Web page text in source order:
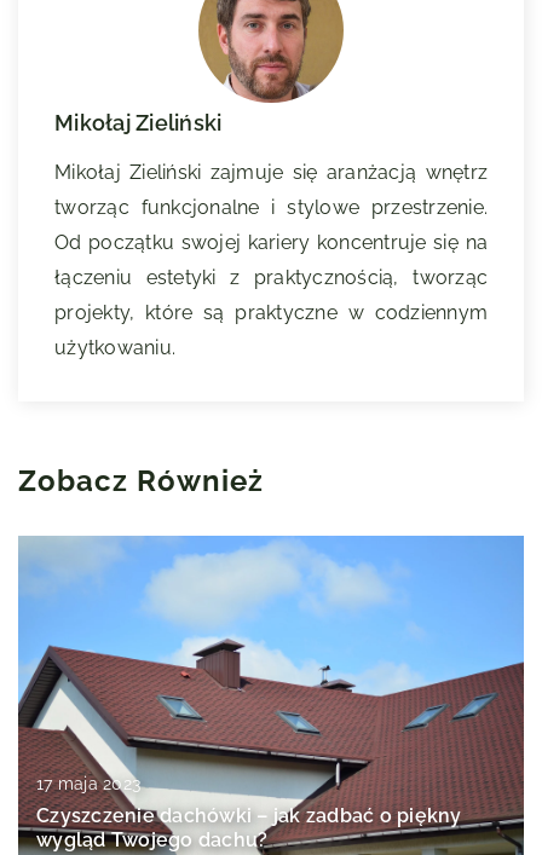
Mikołaj Zieliński
Mikołaj Zieliński zajmuje się aranżacją wnętrz
tworząc funkcjonalne i stylowe przestrzenie.
Od początku swojej kariery koncentruje się na
łączeniu estetyki z praktycznością, tworząc
projekty, które są praktyczne w codziennym
użytkowaniu.
Zobacz Również
17 maja 2023
Czyszczenie dachówki – jak zadbać o piękny
wygląd Twojego dachu?